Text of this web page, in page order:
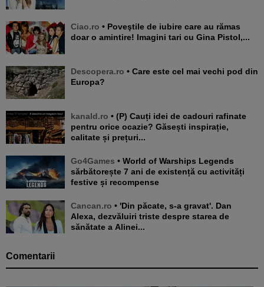
Ciao.ro • Poveştile de iubire care au rămas
doar o amintire! Imagini tari cu Gina Pistol,...
Descopera.ro • Care este cel mai vechi pod din
Europa?
kanald.ro • (P) Cauți idei de cadouri rafinate
pentru orice ocazie? Găsești inspirație,
calitate și prețuri...
Go4Games • World of Warships Legends
sărbătorește 7 ani de existență cu activități
festive și recompense
Cancan.ro • 'Din păcate, s-a gravat'. Dan
Alexa, dezvăluiri triste despre starea de
sănătate a Alinei...
Comentarii